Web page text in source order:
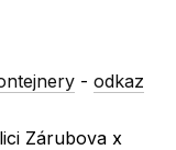
-odkaz
Zárubova x